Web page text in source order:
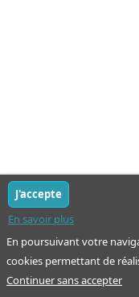
En poursuivant votre
cookies permettant de
En savoir plus
J'accepte
Continuer sans accepter